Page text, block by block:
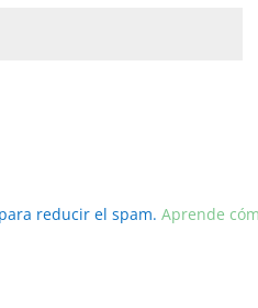
reducir el spam.Aprende